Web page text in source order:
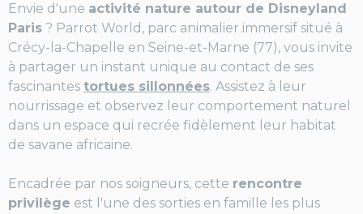
Envie d'une activité nature autour de Disneyland
Paris ? Parrot World, parc animalier immersif situé à
Crécy-la-Chapelle en Seine-et-Marne (77), vous invite
à partager un instant unique au contact de ses
fascinantes tortues sillonnées. Assistez à leur
nourrissage et observez leur comportement naturel
dans un espace qui recrée fidèlement leur habitat
de savane africaine.
Encadrée par nos soigneurs, cette rencontre
privilège est l'une des sorties en famille les plus